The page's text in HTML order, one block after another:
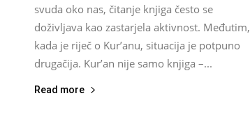
svuda oko nas, čitanje knjiga često se
doživljava kao zastarjela aktivnost. Međutim,
kada je riječ o Kur’anu, situacija je potpuno
drugačija. Kur’an nije samo knjiga –...
Read more